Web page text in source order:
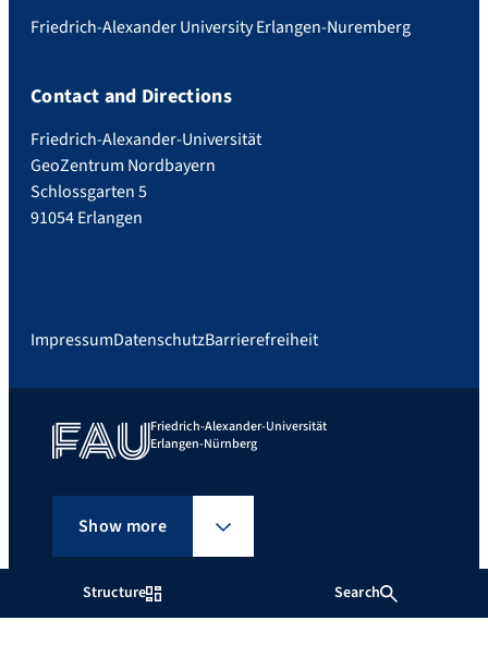
Structure Search
Friedrich-Alexander University Erlangen-Nuremberg
Contact and Directions
Friedrich-Alexander-Universität
GeoZentrum Nordbayern
Schlossgarten 5
91054 Erlangen
ImpressumDatenschutzBarrierefreiheit
Friedrich-Alexander-Universität
Erlangen-Nürnberg
Show more